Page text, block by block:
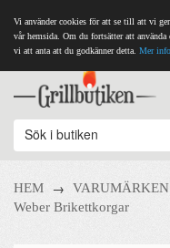
Vi använder cookies för att se till att vi
vår hemsida. Om du fortsätter att använda
vi att anta att du godkänner detta. Mer
HEM → VARUMÄRKEN
Weber Brikettkorgar